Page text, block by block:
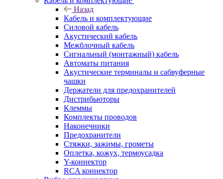
Назад
Кабель и комплектующие
Силовой кабель
Акустический кабель
Межблочный кабель
Сигнальный (монтажный) кабель
Автоматы питания
Акустические терминалы и сабвуферные
чашки
Держатели для предохранителей
Дистрибьюторы
Клеммы
Комплекты проводов
Наконечники
Предохранители
Стяжки, зажимы, грометы
Оплетка, кожух, термоусадка
Y-коннектор
RCA коннектор